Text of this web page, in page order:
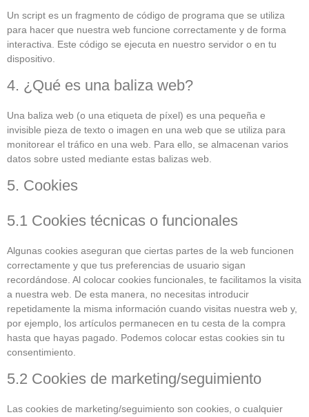
Un script es un fragmento de código de programa que se utiliza
para hacer que nuestra web funcione correctamente y de forma
interactiva. Este código se ejecuta en nuestro servidor o en tu
dispositivo.
4. ¿Qué es una baliza web?
Una baliza web (o una etiqueta de píxel) es una pequeña e
invisible pieza de texto o imagen en una web que se utiliza para
monitorear el tráfico en una web. Para ello, se almacenan varios
datos sobre usted mediante estas balizas web.
5. Cookies
5.1 Cookies técnicas o funcionales
Algunas cookies aseguran que ciertas partes de la web funcionen
correctamente y que tus preferencias de usuario sigan
recordándose. Al colocar cookies funcionales, te facilitamos la visita
a nuestra web. De esta manera, no necesitas introducir
repetidamente la misma información cuando visitas nuestra web y,
por ejemplo, los artículos permanecen en tu cesta de la compra
hasta que hayas pagado. Podemos colocar estas cookies sin tu
consentimiento.
5.2 Cookies de marketing/seguimiento
Las cookies de marketing/seguimiento son cookies, o cualquier